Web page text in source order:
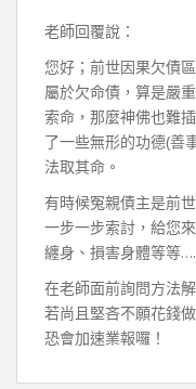
老師回覆說：
您好；前世因果欠債
屬於欠命債，算是嚴
索命，那麼神佛也難
了一些無形的功德(善
法取其命。
有時候冤親債主是前
一步一步索討，給您
纏身、損害身體等等
在老師面前詢問方法
若尚且堅吝不願花錢
恐會加速業報囉！